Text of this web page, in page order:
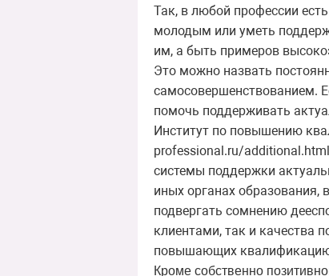
Так, в любой профессии
молодым или уметь
им, а быть примеров
Это можно назвать
самосовершенствованием.
помочь поддерживать
Институт по повышению
professional.ru/
системы поддержки
иных органах
подвергать сомнению
клиентами, так и качества
повышающих квалификацию
Кроме собственно